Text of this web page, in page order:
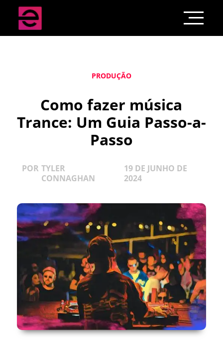
PRODUÇÃO
Como fazer música
Trance: Um Guia Passo-a-
Passo
POR TYLER
CONNAGHAN
19 DE JUNHO DE
2024